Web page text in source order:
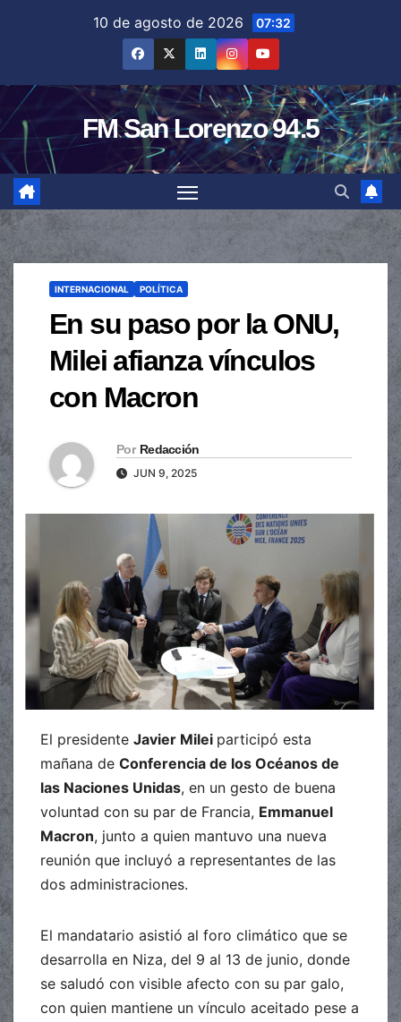
10 de agosto de 2026 07:32
FM San Lorenzo 94.5
INTERNACIONAL POLÍTICA
En su paso por la ONU,
Milei afianza vínculos
con Macron
Por Redacción
JUN 9, 2025
El presidente Javier Milei participó esta
mañana de Conferencia de los Océanos de
las Naciones Unidas, en un gesto de buena
voluntad con su par de Francia, Emmanuel
Macron, junto a quien mantuvo una nueva
reunión que incluyó a representantes de las
dos administraciones.
El mandatario asistió al foro climático que se
desarrolla en Niza, del 9 al 13 de junio, donde
se saludó con visible afecto con su par galo,
con quien mantiene un vínculo aceitado pese a